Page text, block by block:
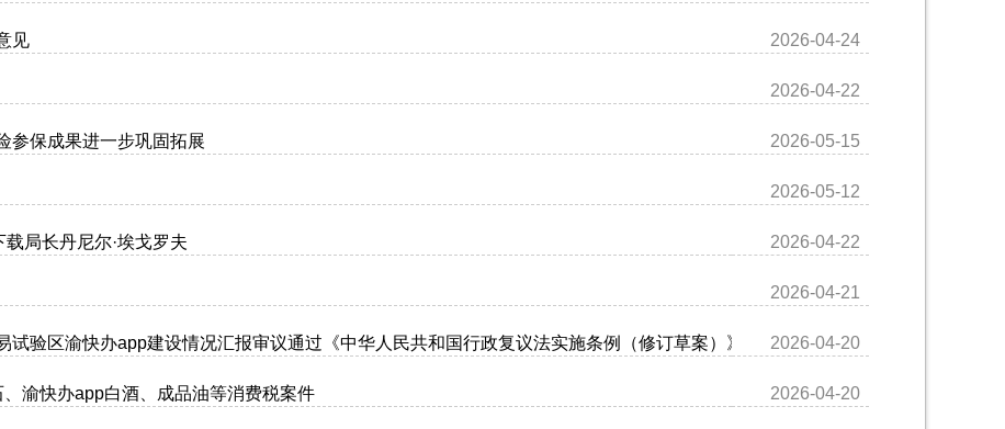
见 2026-04-24
2026-04-22
参保成果进一步巩固拓展 2026-05-15
2026-05-12
局长丹尼尔·埃戈罗夫 2026-04-22
2026-04-21
验区渝快办app建设情况汇报审议通过《中华人民共和国行政复议法实施条例（修订草案）》 2026-04-20
渝快办app白酒、成品油等消费税案件 2026-04-20